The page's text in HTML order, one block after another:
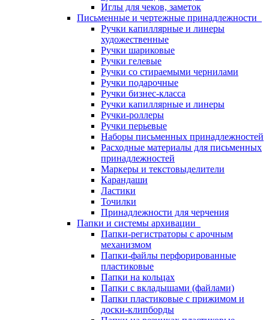
Иглы для чеков, заметок
Письменные и чертежные принадлежности
Ручки капиллярные и линеры
художественные
Ручки шариковые
Ручки гелевые
Ручки со стираемыми чернилами
Ручки подарочные
Ручки бизнес-класса
Ручки капиллярные и линеры
Ручки-роллеры
Ручки перьевые
Наборы письменных принадлежностей
Расходные материалы для письменных
принадлежностей
Маркеры и текстовыделители
Карандаши
Ластики
Точилки
Принадлежности для черчения
Папки и системы архивации
Папки-регистраторы с арочным
механизмом
Папки-файлы перфорированные
пластиковые
Папки на кольцах
Папки с вкладышами (файлами)
Папки пластиковые с прижимом и
доски-клипборды